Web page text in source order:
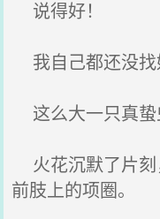
说得好！
我自己都还没找
这么大一只真蛰
火花沉默了片刻
前肢上的项圈。